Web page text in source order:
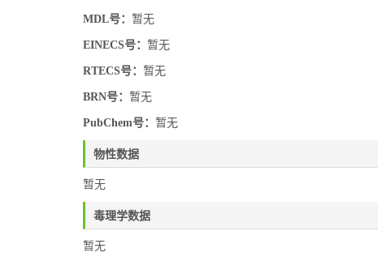
MDL号： 暂无
EINECS号： 暂无
RTECS号： 暂无
BRN号： 暂无
PubChem号： 暂无
物性数据
暂无
毒理学数据
暂无